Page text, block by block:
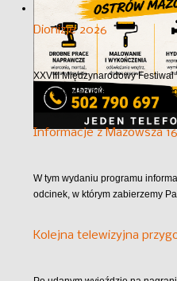
Dionizje 2026
XXVIII Międzynarodowy
przyciągając mieszkańców oraz
Informacje z Mazowsza
W tym wydaniu programu
odcinek, w którym zabierzemy
Kolejna telewizyjna